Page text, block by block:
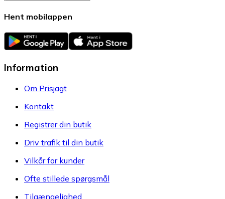
Hent mobilappen
Information
Om Prisjagt
Kontakt
Registrer din butik
Driv trafik til din butik
Vilkår for kunder
Ofte stillede spørgsmål
Tilgængelighed